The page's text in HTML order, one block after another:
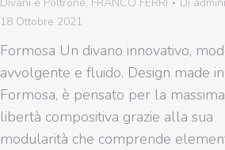
18 Ottobre 2021
Formosa Un divano innovativo,
avvolgente e fluido. Design made
Formosa, è pensato per la massima
libertà compositiva grazie alla sua
modularità che comprende